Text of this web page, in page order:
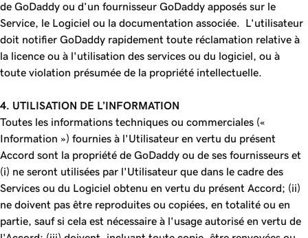
de GoDaddy ou d’un fournisseur GoDaddy apposés sur le
Service, le Logiciel ou la documentation associée. L'utilisateur
doit notifier GoDaddy rapidement toute réclamation relative à
la licence ou à l'utilisation des services ou du logiciel, ou à
toute violation présumée de la propriété intellectuelle.
4. UTILISATION DE L’INFORMATION
Toutes les informations techniques ou commerciales («
Information ») fournies à l'Utilisateur en vertu du présent
Accord sont la propriété de GoDaddy ou de ses fournisseurs et
(i) ne seront utilisées par l'Utilisateur que dans le cadre des
Services ou du Logiciel obtenu en vertu du présent Accord; (ii)
ne doivent pas être reproduites ou copiées, en totalité ou en
partie, sauf si cela est nécessaire à l'usage autorisé en vertu de